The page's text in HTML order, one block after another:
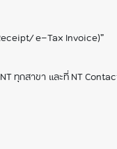
e-Tax Invoice)”
ทุกสาขา และที่ NT